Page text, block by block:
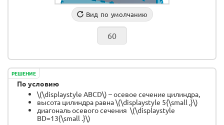
subscript
Вид по умолчанию
РЕШЕНИЕ
По условию
\(\displaystyle ABCD\) – осевое сечение цилиндра,
высота цилиндра равна \(\displaystyle 5{\small ,}\)
диагональ осевого сечения \(\displaystyle
BD=13{\small .}\)